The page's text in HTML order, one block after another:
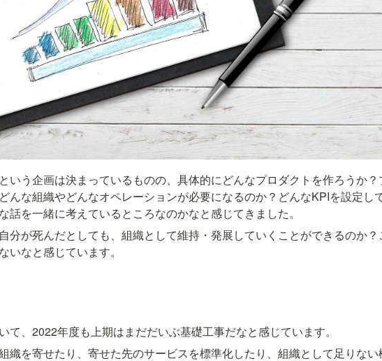
いう企画は決まっているものの、具体的にどんなプロダクトを作ろうか？
んな組織やどんなオペレーションが必要になるのか？どんなKPIを設定し
話を一緒に考えているところなのかなと感じてきました。
分が死んだとしても、組織として維持・発展していくことができるのか？
いなと感じています。
て、2022年度も上期はまだだいぶ基礎工事だなと感じています。
織を寄せたり、寄せた先のサービスを標準化したり、組織として足りない